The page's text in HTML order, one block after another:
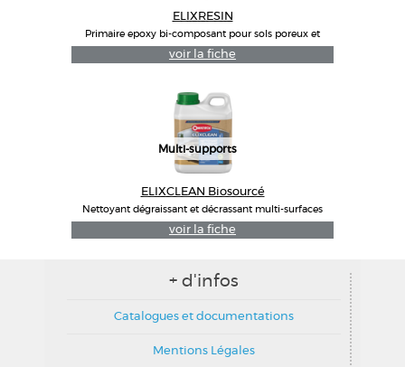
ELIXRESIN
Primaire epoxy bi-composant pour sols poreux et
désagrégés
voir la fiche
Multi-supports
ELIXCLEAN Biosourcé
Nettoyant dégraissant et décrassant multi-surfaces
voir la fiche
+ d'infos
Catalogues et documentations
Mentions Légales